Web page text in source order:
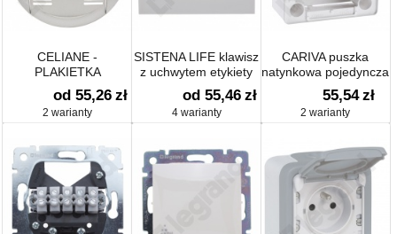
CELIANE -
PLAKIETKA
ŁĄCZNIKA
DETEKROTA RUCHU
od 55,26 zł
2 warianty
SISTENA LIFE klawisz
z uchwytem etykiety
od 55,46 zł
4 warianty
CARIVA puszka
natynkowa pojedyncza
55,54 zł
2 warianty